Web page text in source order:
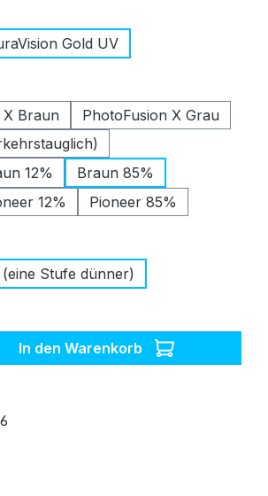
Gold UV
X Braun
PhotoFusion X Grau
12%
Braun 85%
12% Pioneer 85%
(eine Stufe dünner)
gewünschten Wert
In den Warenkorb